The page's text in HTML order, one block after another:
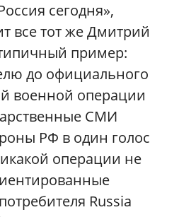
сегодня»,
все тот же Дмитрий
пример:
до официального
военной операции
СМИ
РФ в один голос
операции не
Russia